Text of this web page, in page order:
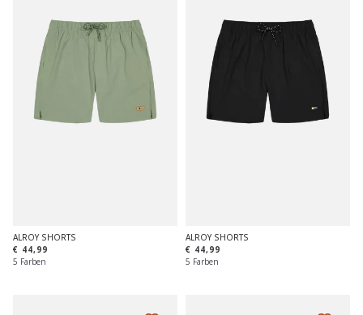
ALROY SHORTS
€ 44,99
5 Farben
ALROY SHORTS
€ 44,99
5 Farben